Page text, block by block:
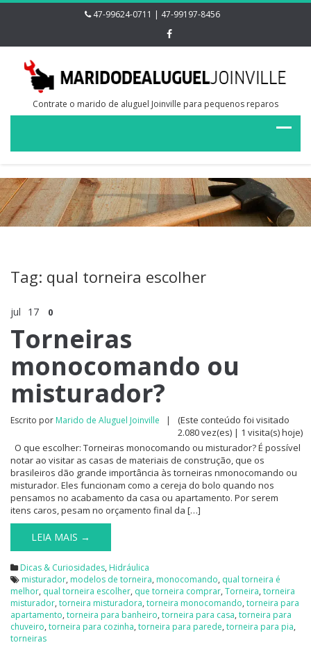
47-99624-0711 | 47-99197-8456
Contrate o marido de aluguel Joinville para pequenos reparos
Tag: qual torneira escolher
jul 17 0
Torneiras
monocomando ou
misturador?
Escrito por Marido de Aluguel Joinville |
(Este conteúdo foi visitado
2.080 vez(es) | 1 visita(s) hoje)
O que escolher: Torneiras monocomando ou misturador? É possível
notar ao visitar as casas de materiais de construção, que os
brasileiros dão grande importância às torneiras nmonocomando ou
misturador. Eles funcionam como a cereja do bolo quando nos
pensamos no acabamento da casa ou apartamento. Por serem
itens caros, pesam no orçamento final da […]
LEIA MAIS →
Dicas & Curiosidades, Hidráulica
misturador, modelos de torneira, monocomando, qual torneira é
melhor, qual torneira escolher, que torneira comprar, Torneira, torneira
misturador, torneira misturadora, torneira monocomando, torneira para
apartamento, torneira para banheiro, torneira para casa, torneira para
chuveiro, torneira para cozinha, torneira para parede, torneira para pia,
torneiras